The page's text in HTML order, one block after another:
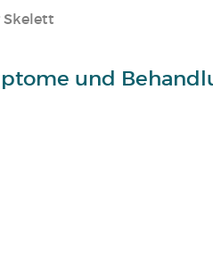
Skelett
und